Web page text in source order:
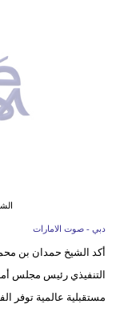
دبي - صوت الامارات
أكد الشيخ حمدان بن
التنفيذي رئيس مجلس
مستقبلية عالمية توفر